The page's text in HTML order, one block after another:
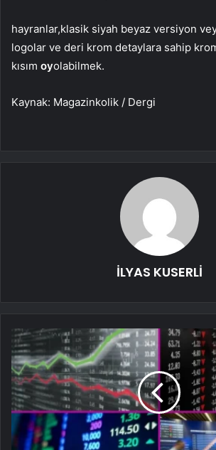
hayranlar,klasik siyah beyaz versiyon
logolar ve deri krom detaylara sahip
kısım oyolabilmek.
Kaynak: Magazinkolik / Dergi
İLYAS KUSERLİ